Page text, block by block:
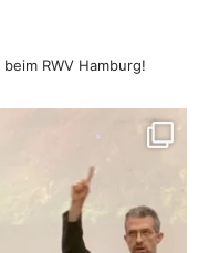
RWV Hamburg!